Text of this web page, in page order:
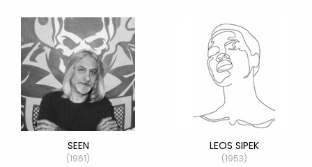
SEEN
(1961)
LEOS SIPEK
(1953)